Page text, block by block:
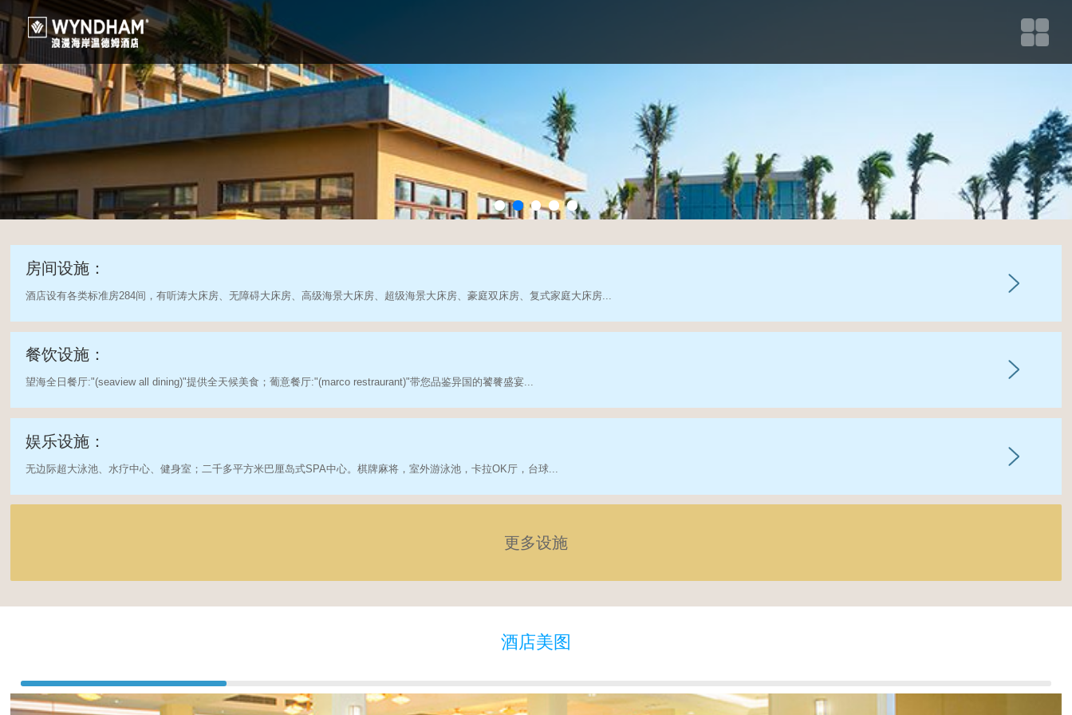
房间设施：
酒店设有各类标准房284间，有听涛大床房、无障碍大床房、高级海景大床房、超级海景大床房、豪庭双床房、复式家庭大床房...
餐饮设施：
望海全日餐厅:"(seaview all dining)"提供全天候美食；葡意餐厅:"(marco restraurant)"带您品鉴异国的饕餮盛宴...
娱乐设施：
无边际超大泳池、水疗中心、健身室；二千多平方米巴厘岛式SPA中心。棋牌麻将，室外游泳池，卡拉OK厅，台球...
更多设施
酒店美图